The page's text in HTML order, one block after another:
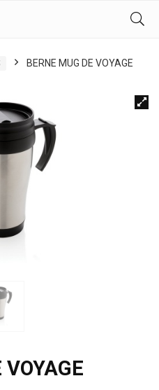
BERNE MUG DE VOYAGE